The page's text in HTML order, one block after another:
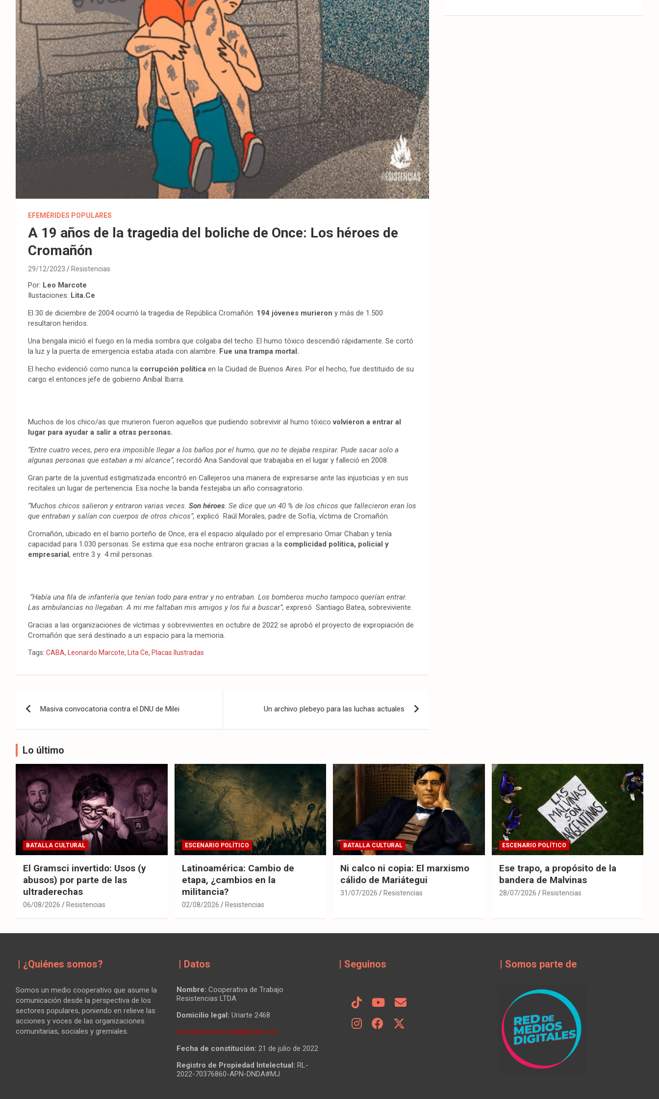
EFEMÉRIDES POPULARES
A 19 años de la tragedia del boliche de Once: Los héroes de
Cromañón
29/12/2023 Resistencias
Por: Leo Marcote
Ilustaciones: Lita.Ce
El 30 de diciembre de 2004 ocurrió la tragedia de República Cromañón: 194 jóvenes murieron y más de 1.500
resultaron heridos.
Una bengala inició el fuego en la media sombra que colgaba del techo. El humo tóxico descendió rápidamente. Se cortó
la luz y la puerta de emergencia estaba atada con alambre. Fue una trampa mortal.
El hecho evidenció como nunca la corrupción política en la Ciudad de Buenos Aires. Por el hecho, fue destituido de su
cargo el entonces jefe de gobierno Aníbal Ibarra.
Muchos de los chico/as que murieron fueron aquellos que pudiendo sobrevivir al humo tóxicovolvieron a entrar al
lugar para ayudar a salir a otras personas.
“Entre cuatro veces, pero era imposible llegar a los baños por el humo, que no te dejaba respirar. Pude sacar solo a
algunas personas que estaban a mi alcance”, recordó Ana Sandoval que trabajaba en el lugar y falleció en 2008.
Gran parte de la juventud estigmatizada encontró en Callejeros una manera de expresarse ante las injusticias y en sus
recitales un lugar de pertenencia. Esa noche la banda festejaba un año consagratorio.
“Muchos chicos salieron y entraron varias veces. Son héroes. Se dice que un 40 % de los chicos que fallecieron eran los
que entraban y salían con cuerpos de otros chicos”, explicó Raúl Morales, padre de Sofía, víctima de Cromañón.
Cromañón, ubicado en el barrio porteño de Once, era el espacio alquilado por el empresario Omar Chaban y tenía
capacidad para 1.030 personas. Se estima que esa noche entraron gracias a la complicidad política, policial y
empresarial, entre 3 y 4 mil personas.
“Había una fila de infantería que tenían todo para entrar y no entraban. Los bomberos mucho tampoco querían entrar.
Las ambulancias no llegaban. A mi me faltaban mis amigos y los fui a buscar”, expresó Santiago Batea, sobreviviente.
Gracias a las organizaciones de víctimas y sobrevivientes en octubre de 2022 se aprobó el proyecto de expropiación de
Cromañón que será destinado a un espacio para la memoria.
Tags: CABA, Leonardo Marcote, Lita Ce, Placas Ilustradas
de
entradas
Masiva convocatoria contra el DNU de Milei Un archivo plebeyo para las luchas actuales
Lo último
BATALLA CULTURAL
El Gramsci invertido: Usos (y
abusos) por parte de las
ultraderechas
06/08/2026 Resistencias
ESCENARIO POLÍTICO
Latinoamérica: Cambio de
etapa, ¿cambios en la
militancia?
02/08/2026 Resistencias
BATALLA CULTURAL
Ni calco ni copia: El marxismo
cálido de Mariátegui
31/07/2026 Resistencias
ESCENARIO POLÍTICO
Ese trapo, a propósito de la
bandera de Malvinas
28/07/2026 Resistencias
| ¿Quiénes somos?
Somos un medio cooperativo que asume la
comunicación desde la perspectiva de los
sectores populares, poniendo en relieve las
acciones y voces de las organizaciones
comunitarias, sociales y gremiales.
| Datos
Nombre: Cooperativa de Trabajo
Resistencias LTDA
Domicilio legal: Uriarte 2468
revistaresistencias@gmail.com
Fecha de constitución: 21 de julio de 2022
Registro de Propiedad Intelectual: RL-
2022-70376860-APN-DNDA#MJ
| Seguinos | Somos parte de